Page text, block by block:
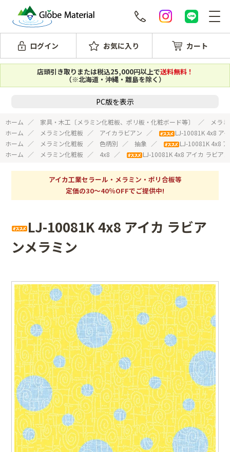
ログイン お気に入り カート
店頭引き取りまたは税込25,000円以上で送料無料！
（※北海道・沖縄・離島を除く）
PC版を表示
ホーム 家具・木工〔メラミン化粧板、ポリ板・化粧ボード等〕
メラ
ホーム
メラミン化粧板 アイカラビアン
LJ-10081K 4x8 ア
ホーム
メラミン化粧板 色柄別 抽象
LJ-10081K 4x8
ホーム
メラミン化粧板 4x8 LJ-10081K 4x8 アイカ ラビア
アイカ工業セラール・メラミン・ポリ合板等
定価の30～40％OFFでご提供中!
LJ-10081K 4x8 アイカ ラビア
ンメラミン